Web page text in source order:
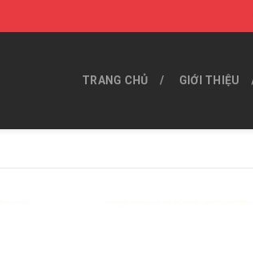
TRANG CHỦ GIỚI THIỆU